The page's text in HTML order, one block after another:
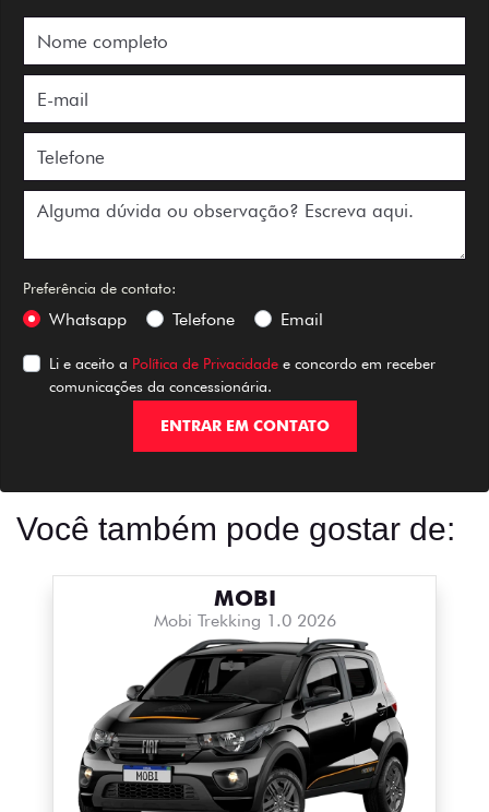
Preferência de contato:
Whatsapp Telefone Email
Li e aceito a Política de Privacidade e concordo em receber
comunicações da concessionária.
ENTRAR EM CONTATO
Você também pode gostar de:
MOBI
Mobi Trekking 1.0 2026